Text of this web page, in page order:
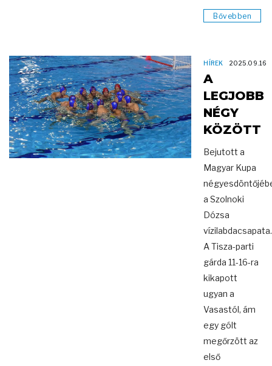
Bővebben
HÍREK 2025.09.16
A
LEGJOBB
NÉGY
KÖZÖTT
Bejutott a
Magyar Kupa
a Szolnoki
Dózsa
vízilabdacsapata.
A Tisza-parti
gárda 11-16-ra
kikapott
ugyan a
Vasastól, ám
egy gólt
megőrzött az
első